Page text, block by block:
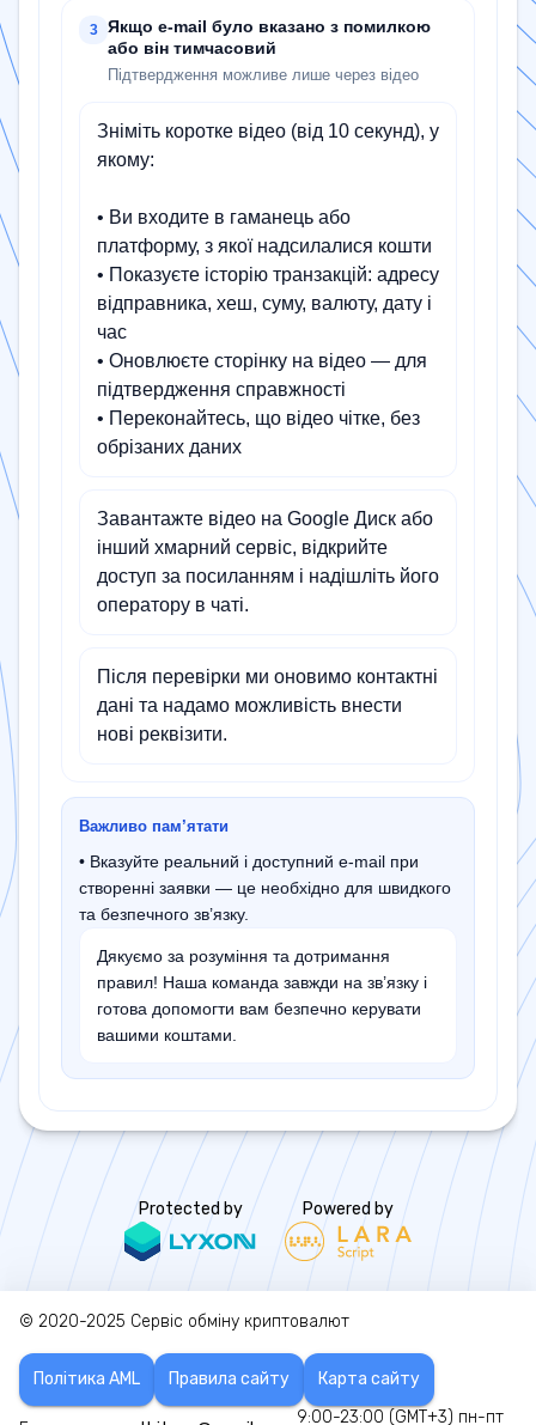
3
Якщо e-mail було вказано з помилкою
або він тимчасовий
Підтвердження можливе лише через відео
Зніміть коротке відео (від 10 секунд), у
якому:
• Ви входите в гаманець або
платформу, з якої надсилалися кошти
• Показуєте історію транзакцій: адресу
відправника, хеш, суму, валюту, дату і
час
• Оновлюєте сторінку на відео — для
підтвердження справжності
• Переконайтесь, що відео чітке, без
обрізаних даних
Завантажте відео на Google Диск або
інший хмарний сервіс, відкрийте
доступ за посиланням і надішліть його
оператору в чаті.
Після перевірки ми оновимо контактні
дані та надамо можливість внести
нові реквізити.
Важливо пам’ятати
• Вказуйте реальний і доступний e-mail при
створенні заявки — це необхідно для швидкого
та безпечного зв’язку.
Дякуємо за розуміння та дотримання
правил! Наша команда завжди на зв’язку і
готова допомогти вам безпечно керувати
вашими коштами.
Protected by Powered by
© 2020-2025 Сервіс обміну криптовалют
Політика AML Правила сайту Карта сайту
9:00-23:00 (GMT+3) пн-пт